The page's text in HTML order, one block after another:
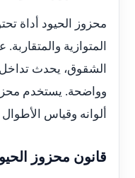
محزوز الحيود أداة
المتوازية
الشقوق، يحدث تداخل
وواضحة. يستخدم
ألوانه وقياس
قانون محزوز